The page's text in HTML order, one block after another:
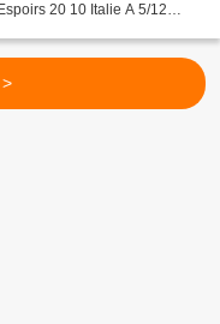
20 10 Italie A 5/12